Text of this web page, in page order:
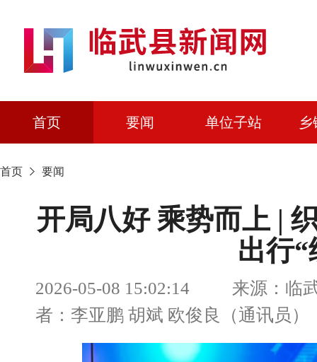
首页 要闻 单位子站
首页 要闻
开局八好 乘势而上 |
出行“
2026-05-08 15:02:14 来源：临武
者：李亚鹏 胡斌 欧俊良（通讯